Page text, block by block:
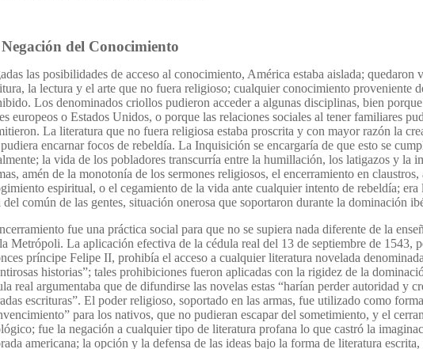
del Conocimiento
las posibilidades de acceso al conocimiento, América estaba aislada; quedaron
la lectura y el arte que no fuera religioso; cualquier conocimiento proveniente
Los denominados criollos pudieron acceder a algunas disciplinas, bien
europeos o Estados Unidos, o porque las relaciones sociales al tener familiares
La literatura que no fuera religiosa estaba proscrita y con mayor razón la
encarnar focos de rebeldía. La Inquisición se encargaría de que esto se
la vida de los pobladores transcurría entre la humillación, los latigazos y la
amén de la monotonía de los sermones religiosos, el encerramiento en claustros,
espiritual, o el cegamiento de la vida ante cualquier intento de rebeldía; era
del común de las gentes, situación onerosa que soportaron durante la dominación
fue una práctica social para que no se supiera nada diferente de la
Metrópoli. La aplicación efectiva de la cédula real del 13 de septiembre de 1543,
príncipe Felipe II, prohibía el acceso a cualquier literatura novelada
historias”; tales prohibiciones fueron aplicadas con la rigidez de la
real argumentaba que de difundirse las novelas estas “harían perder autoridad y
escrituras”. El poder religioso, soportado en las armas, fue utilizado como
para los nativos, que no pudieran escapar del sometimiento, y el
fue la negación a cualquier tipo de literatura profana lo que castró la
americana; la opción y la defensa de las ideas bajo la forma de literatura